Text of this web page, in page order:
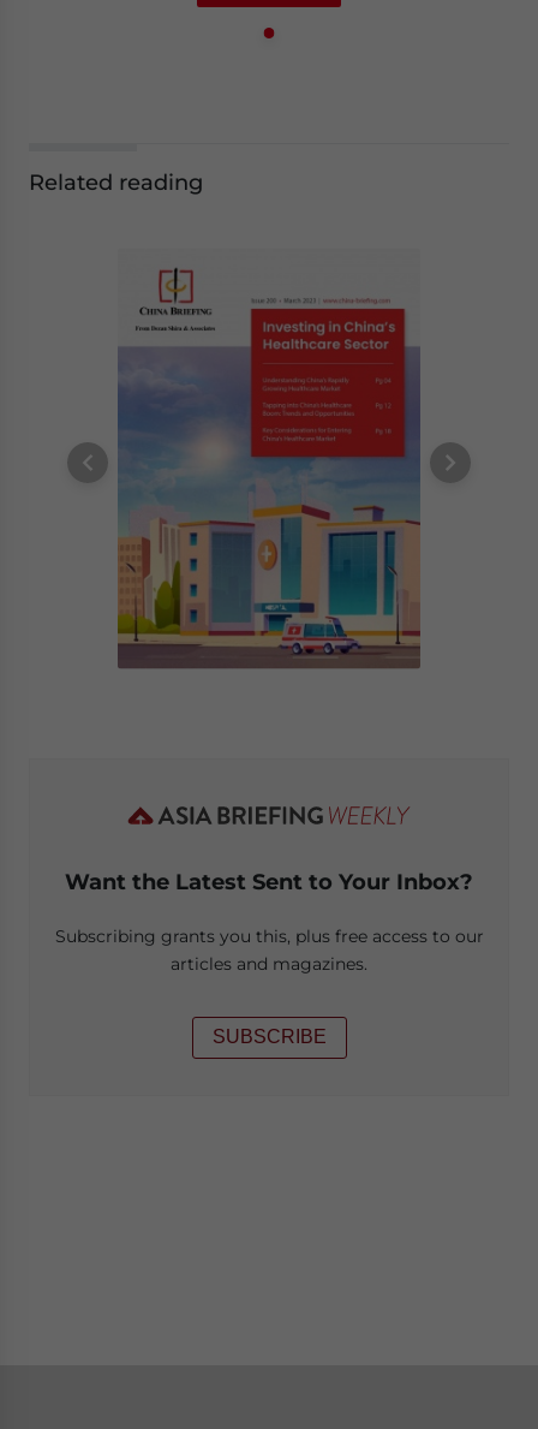
Related reading
Want the Latest Sent to Your Inbox?
Subscribing grants you this, plus free access to our
articles and magazines.
SUBSCRIBE